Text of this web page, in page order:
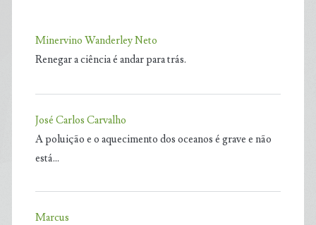
Minervino Wanderley Neto
Renegar a ciência é andar para trás.
José Carlos Carvalho
A poluição e o aquecimento dos oceanos é grave e não
está…
Marcus